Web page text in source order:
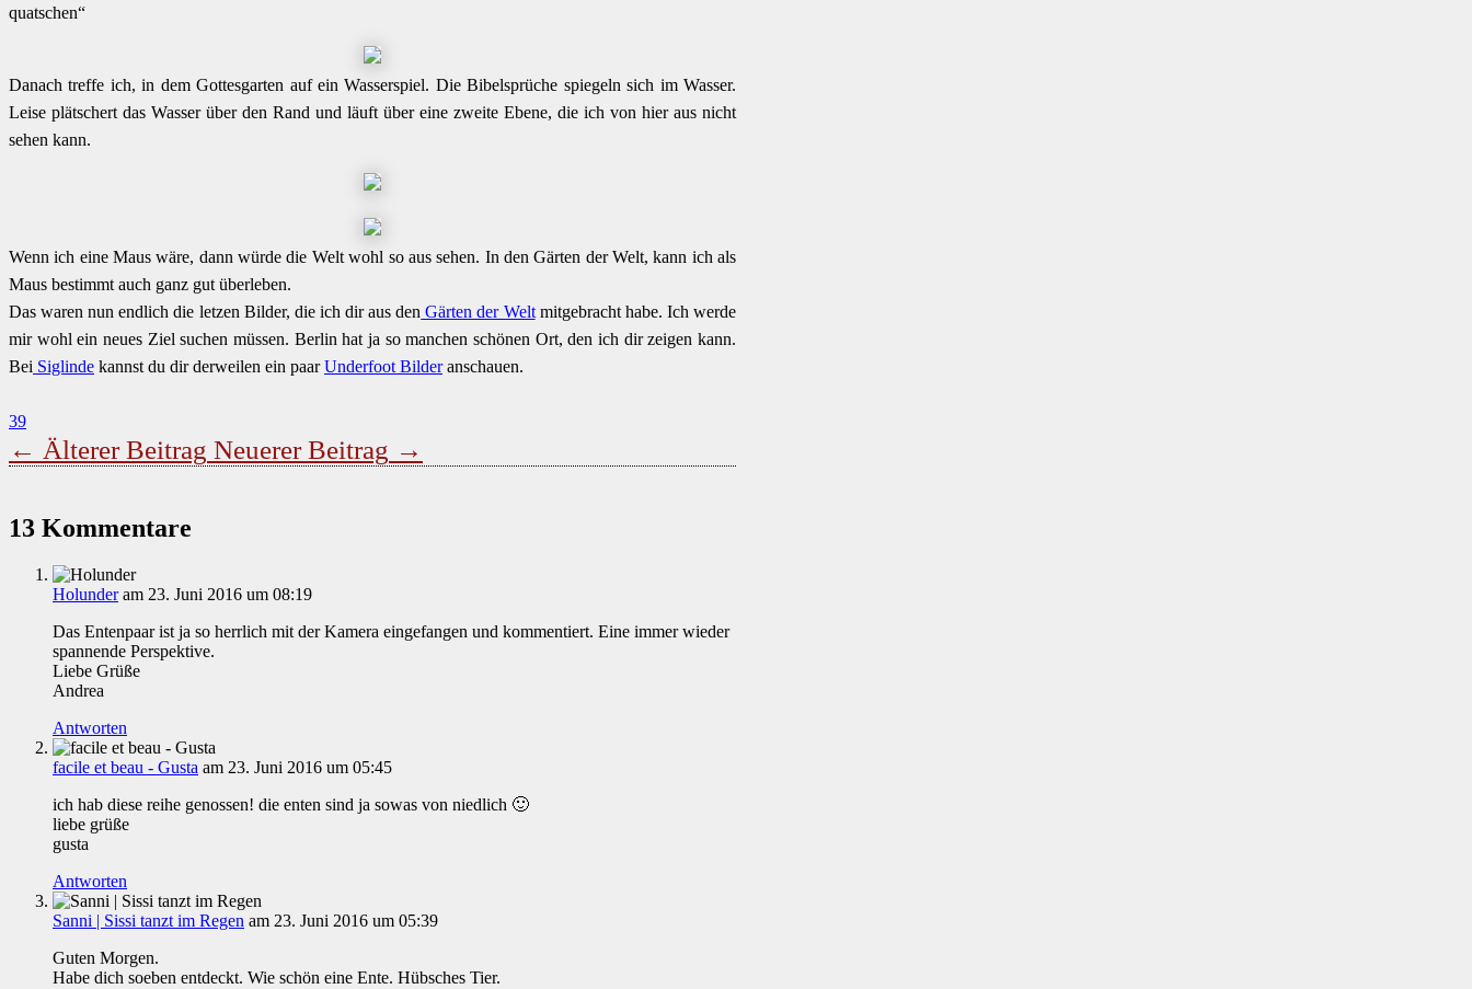
quatschen“
Danach treffe ich, in dem Gottesgarten auf ein Wasserspiel. Die Bibelsprüche spiegeln sich im Wasser.
Leise plätschert das Wasser über den Rand und läuft über eine zweite Ebene, die ich von hier aus nicht
sehen kann.
Wenn ich eine Maus wäre, dann würde die Welt wohl so aus sehen. In den Gärten der Welt, kann ich als
Maus bestimmt auch ganz gut überleben.
Das waren nun endlich die letzen Bilder, die ich dir aus den Gärten der Weltmitgebracht habe. Ich werde
mir wohl ein neues Ziel suchen müssen. Berlin hat ja so manchen schönen Ort, den ich dir zeigen kann.
Bei Siglinde kannst du dir derweilen ein paarUnderfoot Bilderanschauen.
39
← Älterer Beitrag Neuerer Beitrag →
13 Kommentare
Holunder am 23. Juni 2016 um 08:19
Das Entenpaar ist ja so herrlich mit der Kamera eingefangen und kommentiert. Eine immer wieder
spannende Perspektive.
Liebe Grüße
Andrea
Antworten
facile et beau - Gusta am 23. Juni 2016 um 05:45
ich hab diese reihe genossen! die enten sind ja sowas von niedlich 🙂
liebe grüße
gusta
Antworten
Sanni | Sissi tanzt im Regen am 23. Juni 2016 um 05:39
Guten Morgen.
Habe dich soeben entdeckt. Wie schön eine Ente. Hübsches Tier.